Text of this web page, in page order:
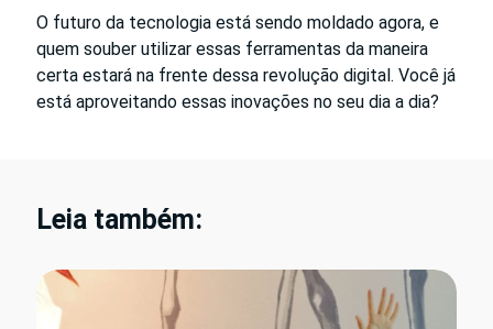
O futuro da tecnologia está sendo moldado agora, e
quem souber utilizar essas ferramentas da maneira
certa estará na frente dessa revolução digital. Você já
está aproveitando essas inovações no seu dia a dia?
Leia também: